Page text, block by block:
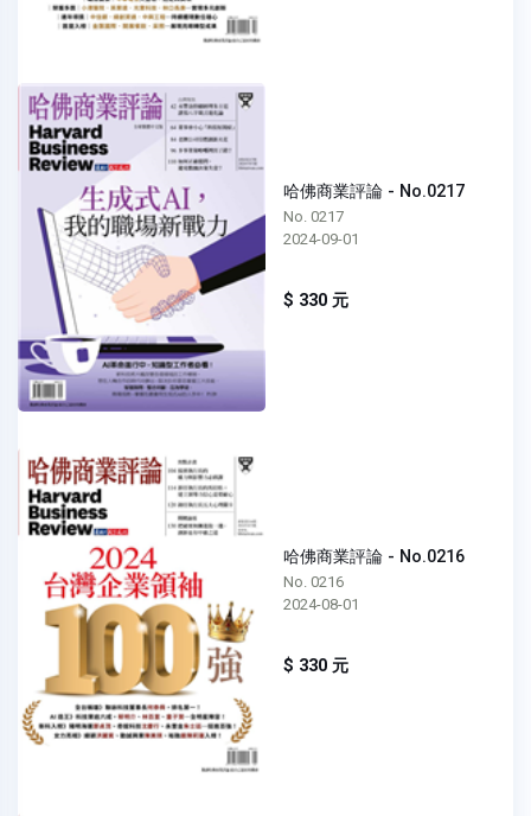
哈佛商業評論 - No.0217
No. 0217
2024-09-01
$ 330 元
哈佛商業評論 - No.0216
No. 0216
2024-08-01
$ 330 元